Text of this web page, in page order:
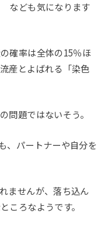
なども気になります
確率は全体の15％ほ
産とよばれる「染色
問題ではないそう。
、パートナーや自分を
ませんが、落ち込ん
ころなようです。